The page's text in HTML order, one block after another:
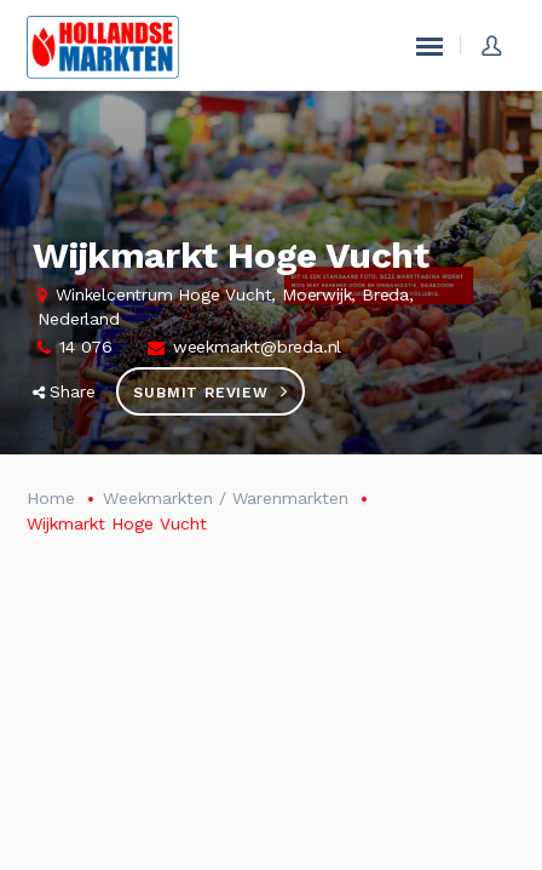
Wijkmarkt Hoge Vucht
Winkelcentrum Hoge Vucht, Moerwijk, Breda,
Nederland
14 076
weekmarkt@breda.nl
Share SUBMIT REVIEW
Home
Weekmarkten / Warenmarkten
Wijkmarkt Hoge Vucht